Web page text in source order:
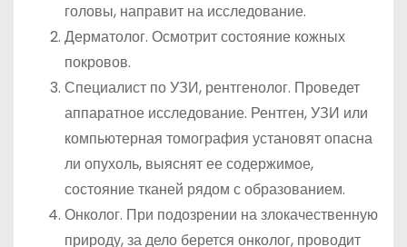
головы, направит на исследование.
Дерматолог. Осмотрит состояние кожных
покровов.
Специалист по УЗИ, рентгенолог. Проведет
аппаратное исследование. Рентген, УЗИ или
компьютерная томография установят опасна
ли опухоль, выяснят ее содержимое,
состояние тканей рядом с образованием.
Онколог. При подозрении на злокачественную
природу, за дело берется онколог, проводит